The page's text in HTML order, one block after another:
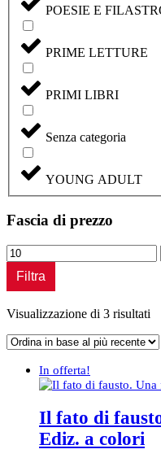
POESIE E
PRIME LETTURE
PRIMI LIBRI
Senza categoria
YOUNG ADULT
Fascia di prezzo
Prezzo
Min
Filtra
Visualizzazione di 3 risultati
In offerta!
Il fato di
Ediz. a colori